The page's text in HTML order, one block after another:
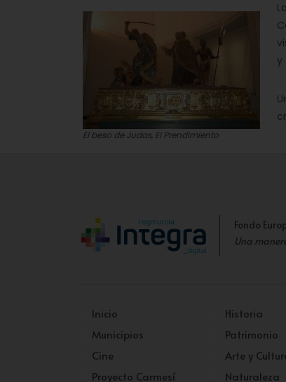
y
El beso de Judas, El Prendimiento
Fondo
Una
Inicio
Municipios
Cine
Proyecto Carmesí
Historia
Patrimonio
Arte y
Naturaleza